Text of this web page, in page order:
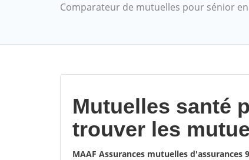
Comparateur de mutuelles pour sénior en
Mutuelles santé
trouver les
MAAF Assurances mutuelles d'assurances